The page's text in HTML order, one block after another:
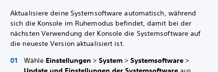
Aktualisiere deine Systemsoftware automatisch, während
sich die Konsole im Ruhemodus befindet, damit bei der
nächsten Verwendung der Konsole die Systemsoftware auf
die neueste Version aktualisiert ist.
Wähle Einstellungen > System > Systemsoftware >